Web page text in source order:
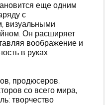
еще одним
с
визуальными
Он расширяет
воображение и
в руках
продюсеров,
со всего мира,
творчество